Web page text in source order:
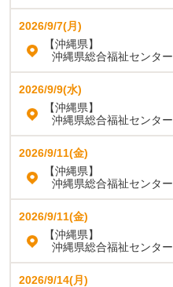
2026/9/7(月)
【沖縄県】
沖縄県総合福祉センター
2026/9/9(水)
【沖縄県】
沖縄県総合福祉センター
2026/9/11(金)
【沖縄県】
沖縄県総合福祉センター
2026/9/11(金)
【沖縄県】
沖縄県総合福祉センター
2026/9/14(月)